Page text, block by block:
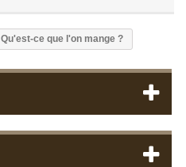
Qu'est-ce que l'on mange ?